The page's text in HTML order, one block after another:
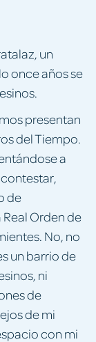
un
once años se
presentan
del Tiempo.
a
de
Orden de
No, no
un barrio de
ni
de
de mi
con mi